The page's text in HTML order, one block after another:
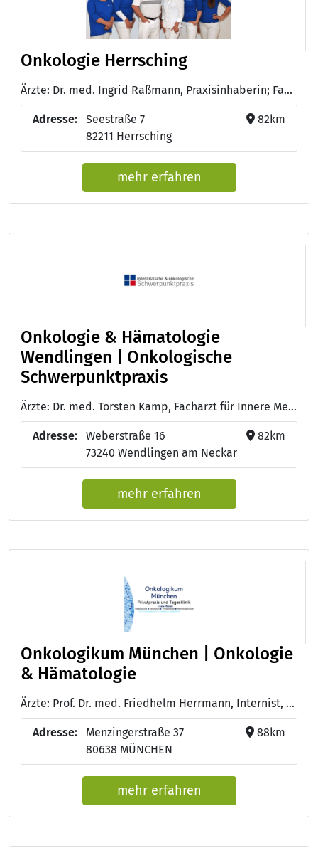
Onkologie Herrsching
Ärzte: Dr. med. Ingrid Raßmann, Praxisinhaberin; Fachärztin für Hämatologie und Onkologie; Ärztin für Palliativmedizin - Dr. med. W. Abenhardt, Facharzt für Hämatologie und Onkologie - Astrid Kranz, Medizinische Fachangestellte; Zusatzausbildung onkologische Fachkraft; Praxismanagement - Anette Lenninger, MBA; Krankenschwester; Zusatzausbildung onkologische Fachkraft - Marita Young, Medizinische Fachangestellte - Nelly Raßmann, Duale Studentin -Gesundheitsmanagement
Adresse:
Seestraße 7
82211 Herrsching
82km
mehr erfahren
Onkologie & Hämatologie
Wendlingen | Onkologische
Schwerpunktpraxis
Ärzte: Dr. med. Torsten Kamp, Facharzt für Innere Medizin, Hämatologie und internistische Onkologie - Dr. Bärbel Rothmann, Fachärztin für innere Medizin, Hämatologie, internistische Onkologie und Palliativmedizin
Adresse:
Weberstraße 16
73240 Wendlingen am Neckar
82km
mehr erfahren
Onkologikum München | Onkologie
& Hämatologie
Ärzte: Prof. Dr. med. Friedhelm Herrmann, Internist, Onkologie, Hämatoonkologie, Hämatologie, Hämostaseologie, Immunologie - Nur al Khalidi, Praxismanagement, Medizinische Fachangestellte, Onkologieweiterbildung - Hasret Ülger, Medizinische Fachangestellte - Jan Lennart Herrmann, Master in Medienmanagement, IT-Support
Adresse:
Menzingerstraße 37
80638 MÜNCHEN
88km
mehr erfahren